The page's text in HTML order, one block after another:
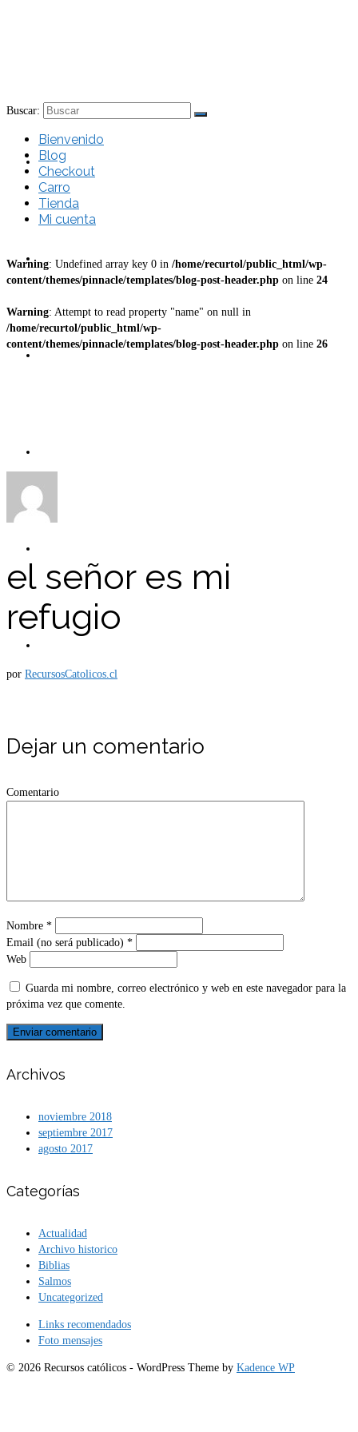
Bienvenido
Blog
Checkout
Buscar:
Bienvenido
Blog
Checkout
Carro
Tienda
Mi cuenta
Warning: Undefined array key 0 in /home/recurtol/public_html/wp-
content/themes/pinnacle/templates/blog-post-header.php on line 24
Warning: Attempt to read property "name" on null in
/home/recurtol/public_html/wp-
content/themes/pinnacle/templates/blog-post-header.php on line 26
el señor es mi
refugio
por RecursosCatolicos.cl
Dejar un comentario
Comentario
Nombre *
Email (no será publicado) *
Web
Guarda mi nombre, correo electrónico y web en este navegador para la
próxima vez que comente.
Archivos
noviembre 2018
septiembre 2017
agosto 2017
Categorías
Actualidad
Archivo historico
Biblias
Salmos
Uncategorized
Links recomendados
Foto mensajes
© 2026 Recursos católicos - WordPress Theme by Kadence WP